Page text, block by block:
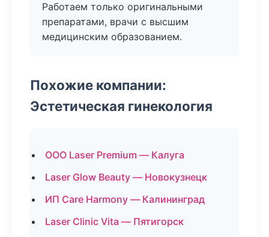
Работаем только оригинальными
препаратами, врачи с высшим
медицинским образованием.
Похожие компании:
Эстетическая гинекология
ООО Laser Premium — Калуга
Laser Glow Beauty — Новокузнецк
ИП Care Harmony — Калининград
Laser Clinic Vita — Пятигорск